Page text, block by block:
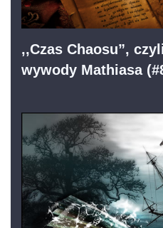
,,Czas Chaosu”,
wywody Mathiasa